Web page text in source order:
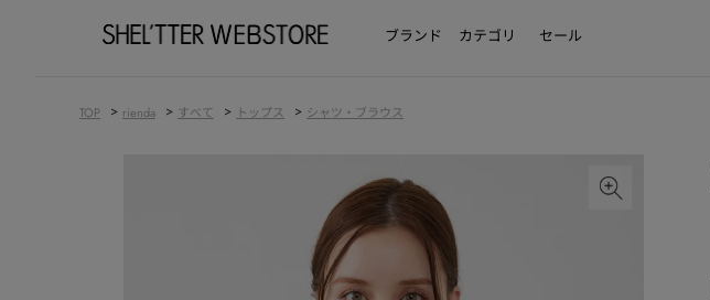
ブランド カテゴリ セール
TOP > rienda > すべて > トップス > シャツ・ブラウス